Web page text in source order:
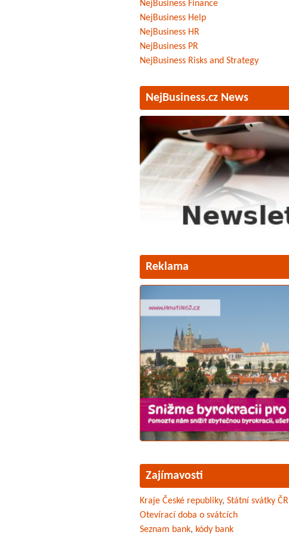
NejBusiness Finance
NejBusiness Help
NejBusiness HR
NejBusiness PR
NejBusiness Risks and Strategy
NejBusiness.cz News
Reklama
Zajímavosti
Kraje České republiky, Státní svátky ČR
Otevírací doba o svátcích
Seznam bank, kódy bank